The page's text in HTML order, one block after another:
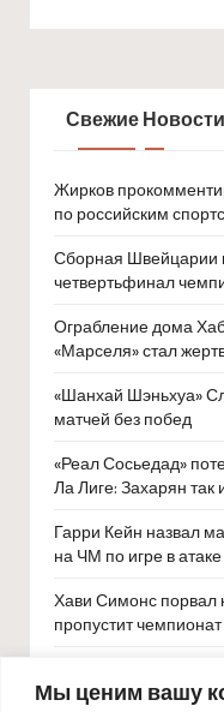
Мы ценим вашу
Свежие
Жирков
по российским
Сборная Швейцарии
четвертьфинал
Ограбление дома
«Марселя» стал
«Шанхай Шэньхуа»
матчей без побед
«Реал Сосьедад»
Ла Лиге: Захарян
Гарри Кейн назвал
на ЧМ по игре в атаке
Хави Симонс порвал
пропустит
напряжённом матче